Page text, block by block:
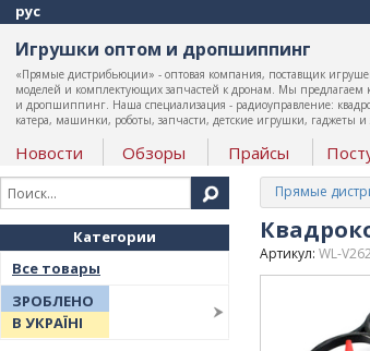
рус
Игрушки оптом и дропшиппинг
«Прямые дистрибьюции» - оптовая компания, поставщик
моделей и комплектующих запчастей к дронам. Мы предлагаем
и дропшиппинг. Наша специализация - радиоуправление:
катера, машинки, роботы, запчасти, детские игрушки, гаджеты и
Новости Обзоры Прайсы
Категории
Все товары
ЗРОБЛЕНО
В УКРАЇНІ
Прямые
Артикул: WL-